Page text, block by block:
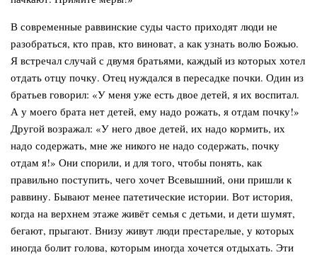
В современные раввинские суды часто приходят люди не
разобраться, кто прав, кто виноват, а как узнать волю Божью.
Я встречал случай с двумя братьями, каждый из которых хотел
отдать отцу почку. Отец нуждался в пересадке почки. Один из
братьев говорил: «У меня уже есть двое детей, я их воспитал.
А у моего брата нет детей, ему надо рожать, я отдам почку!»
Другой возражал: «У него двое детей, их надо кормить, их
надо содержать, мне же никого не надо содержать, почку
отдам я!» Они спорили, и для того, чтобы понять, как
правильно поступить, чего хочет Всевышний, они пришли к
раввину. Бывают менее патетические истории. Вот история,
когда на верхнем этаже живёт семья с детьми, и дети шумят,
бегают, прыгают. Внизу живут люди престарелые, у которых
иногда болит голова, которым иногда хочется отдыхать. Эти